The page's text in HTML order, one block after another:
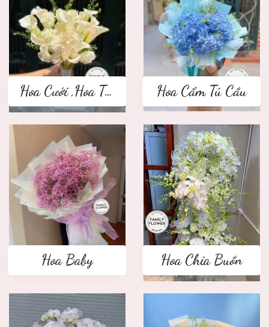
Hoa Cưới ,Hoa Tay Cầm Cô Dâu Hoa Cẩm Tú Cầu
Hoa Baby Hoa Chia Buồn